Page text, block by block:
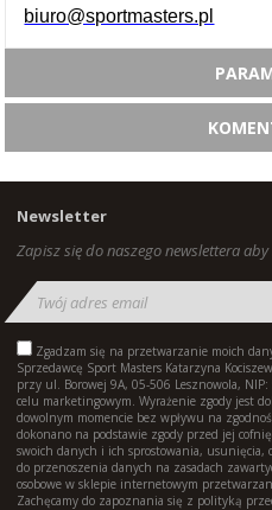
biuro@sportmasters.pl
Newsletter
Zapisz się do naszego newslettera
Zgadzam się na przetwarzanie moich
Sprzedawcę Sport Masters Katarzyna
przy ul. Borowej 9A, 05-506 Lesznowola,
celu marketingowym. Wyrażenie zgody jest
dowolnym momencie bez wpływu na
dokonano na podstawie zgody przed jej
swoich danych i ich sprostowania,
do przenoszenia danych na zasadach
osobowe w sklepie internetowym
Zachęcamy do zapoznania się z polityką